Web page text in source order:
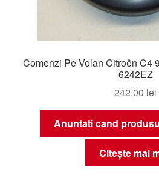
Comenzi Pe Volan Citroên C4
6242EZ
242,00 lei
Anuntati cand
Citește mai